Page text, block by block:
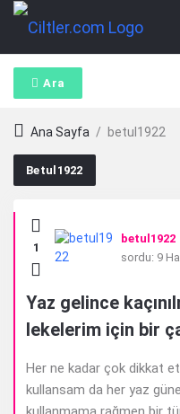
Ara
Ana Sayfa / betul1922
Betul1922
Ciltler.com
Latest
Sorular
1
betul1922
sordu: 9
Yaz gelince
lekelerim için bir
Her ne kadar çok dikkat
kullansam da her yaz